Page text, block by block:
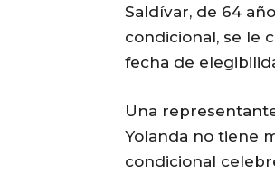
Saldívar, de 64
condicional, se le
fecha de
Una
Yolanda no tiene
condicional